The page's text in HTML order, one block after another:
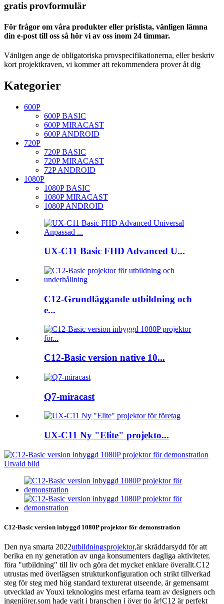
gratis provformulär
För frågor om våra produkter eller prislista, vänligen lämna
din e-post till oss så hör vi av oss inom 24 timmar.
Vänligen ange de obligatoriska provspecifikationerna, eller beskriv
kort projektkraven, vi kommer att rekommendera prover åt dig
Kategorier
600P
600P BASIC
600P MIRACAST
600P ANDROID
720P
720P BASIC
720P MIRACAST
72P ANDROID
1080P
1080P BASIC
1080P MIRACAST
1080P ANDROID
UX-C11 Basic FHD Advanced U...
C12-Grundläggande utbildning och
e...
C12-Basic version native 10...
Q7-miracast
UX-C11 Ny "Elite" projekto...
C12-Basic version inbyggd 1080P projektor för demonstration
Den nya smarta 2022utbildningsprojektor,är skräddarsydd för att
berika en ny generation av unga konsumenters dagliga aktiviteter,
föra "utbildning" till liv och göra det mycket enklare överallt.C12
utrustas med överlägsen strukturkonfiguration och strikt tillverkad
steg för steg med hög standard texturerat utseende, är gemensamt
utvecklad av Youxi teknologins mest erfarna team av designers och
ingenjörer.som hade varit i branschen i över tio år!C12 är perfekt